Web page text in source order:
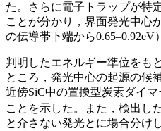
た。さらに電子トラップが特
ことが分かり，界面発光中心
の伝導帯下端から0.65–0.92eV
判明したエネルギー準位をも
ところ，発光中心の起源の候
近傍SiC中の置換型炭素ダイマ
ことを示した。また，検出し
と介さない発光とに場合分け